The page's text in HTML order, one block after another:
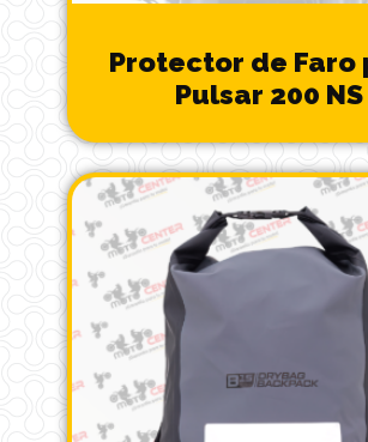
Protector de Faro
Pulsar 200 NS